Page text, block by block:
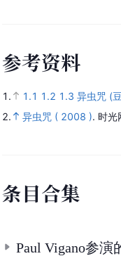
参考资料
1. 1.1 1.2 1.3 异虫咒 (
2.
异虫咒 ( 2008 ). 时
条目合集
Paul Vigano参演